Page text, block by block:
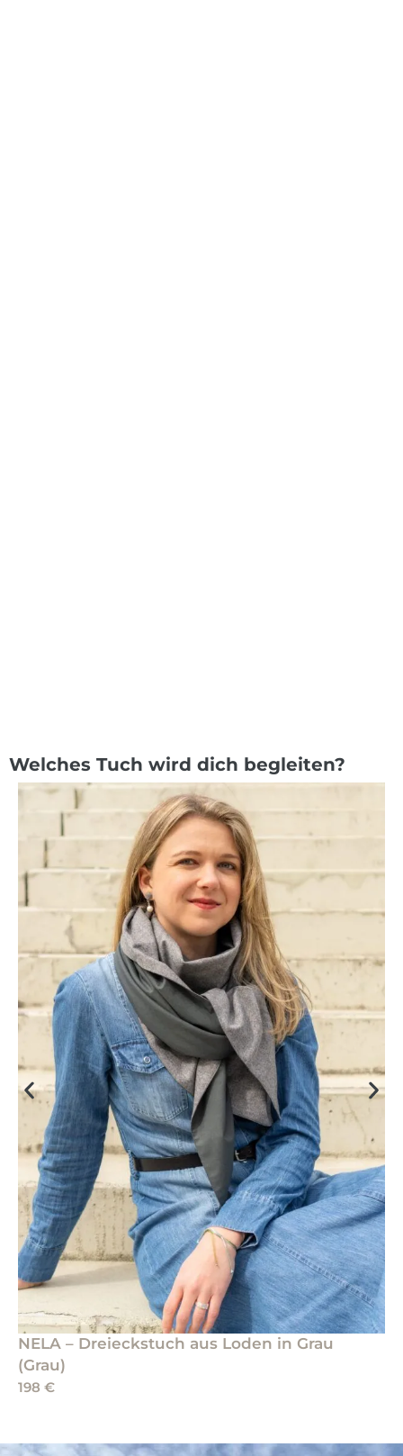
Welches Tuch wird dich begleiten?
NELA – Dreieckstuch aus Loden in Grau
(Grau)
198 €